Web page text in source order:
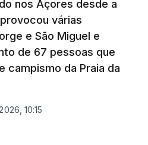
nos Açores desde a
várias
e São Miguel e
de 67 pessoas que
campismo da Praia da
10:15